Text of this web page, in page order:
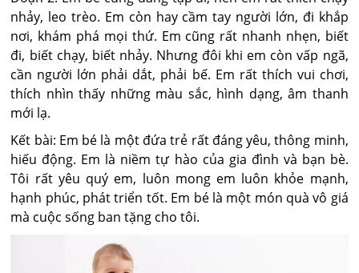
nhảy, leo trèo. Em còn hay cầm tay người lớn, đi khắp
nơi, khám phá mọi thứ. Em cũng rất nhanh nhẹn, biết
đi, biết chạy, biết nhảy. Nhưng đôi khi em còn vấp ngã,
cần người lớn phải dắt, phải bế. Em rất thích vui chơi,
thích nhìn thấy những màu sắc, hình dạng, âm thanh
mới lạ.
Kết bài: Em bé là một đứa trẻ rất đáng yêu, thông minh,
hiếu động. Em là niềm tự hào của gia đình và bạn bè.
Tôi rất yêu quý em, luôn mong em luôn khỏe mạnh,
hạnh phúc, phát triển tốt. Em bé là một món quà vô giá
mà cuộc sống ban tặng cho tôi.